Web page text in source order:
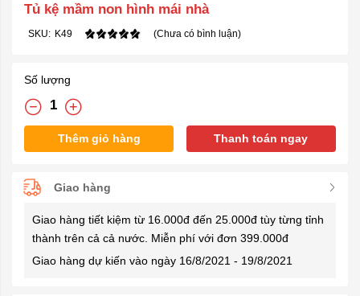
Tủ kệ mầm non hình mái nhà
SKU: K49 (Chưa có bình luận)
Số lượng
Thêm giỏ hàng Thanh toán ngay
Giao hàng
Giao hàng tiết kiệm từ 16.000đ đến 25.000đ tùy từng tỉnh
thành trên cả cả nước. Miễn phí với đơn 399.000đ
Giao hàng dự kiến vào ngày 16/8/2021 - 19/8/2021